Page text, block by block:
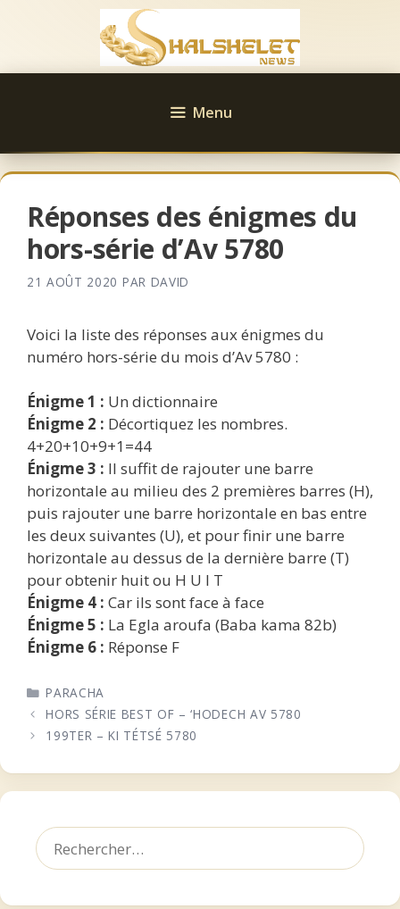
Menu
Réponses des énigmes du
hors-série d’Av 5780
21 AOÛT 2020 PAR DAVID
Voici la liste des réponses aux énigmes du
numéro hors-série du mois d’Av 5780 :
Énigme 1 : Un dictionnaire
Énigme 2 : Décortiquez les nombres.
4+20+10+9+1=44
Énigme 3 : Il suffit de rajouter une barre
horizontale au milieu des 2 premières barres (H),
puis rajouter une barre horizontale en bas entre
les deux suivantes (U), et pour finir une barre
horizontale au dessus de la dernière barre (T)
pour obtenir huit ou H U I T
Énigme 4 : Car ils sont face à face
Énigme 5 : La Egla aroufa (Baba kama 82b)
Énigme 6 : Réponse F
CATÉGORIES
PARACHA
HORS SÉRIE BEST OF – ‘HODECH AV 5780
199TER – KI TÉTSÉ 5780
Rechercher :